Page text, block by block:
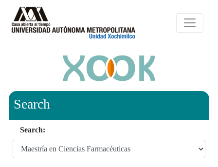
Search
Search: